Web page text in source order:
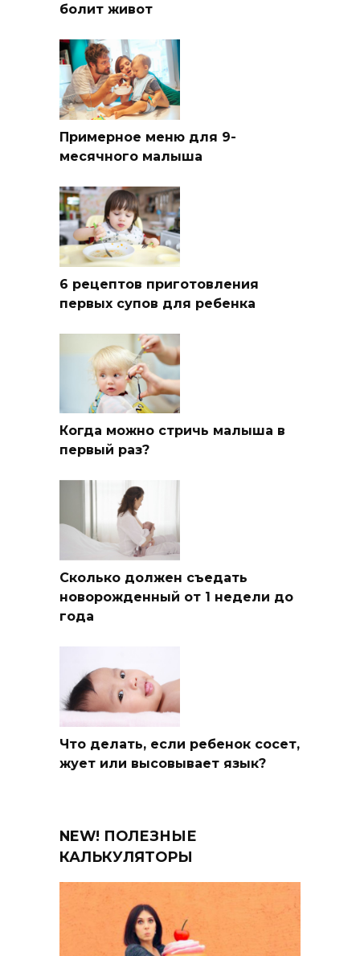
болит живот
Примерное меню для 9-
месячного малыша
6 рецептов приготовления
первых супов для ребенка
Когда можно стричь малыша в
первый раз?
Сколько должен съедать
новорожденный от 1 недели до
года
Что делать, если ребенок сосет,
жует или высовывает язык?
NEW! ПОЛЕЗНЫЕ
КАЛЬКУЛЯТОРЫ